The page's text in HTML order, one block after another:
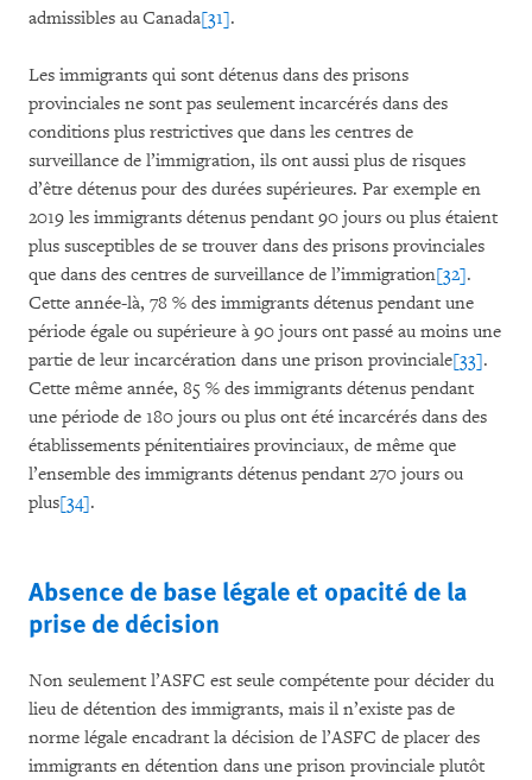
admissibles au Canada[31].
Les immigrants qui sont détenus dans des prisons
provinciales ne sont pas seulement incarcérés dans des
conditions plus restrictives que dans les centres de
surveillance de l’immigration, ils ont aussi plus de risques
d’être détenus pour des durées supérieures. Par exemple en
2019 les immigrants détenus pendant 90 jours ou plus étaient
plus susceptibles de se trouver dans des prisons provinciales
que dans des centres de surveillance de l’immigration[32].
Cette année-là, 78 % des immigrants détenus pendant une
période égale ou supérieure à 90 jours ont passé au moins une
partie de leur incarcération dans une prison provinciale[33].
Cette même année, 85 % des immigrants détenus pendant
une période de 180 jours ou plus ont été incarcérés dans des
établissements pénitentiaires provinciaux, de même que
l’ensemble des immigrants détenus pendant 270 jours ou
plus[34].
Absence de base légale et opacité de la
prise de décision
Non seulement l’ASFC est seule compétente pour décider du
lieu de détention des immigrants, mais il n’existe pas de
norme légale encadrant la décision de l’ASFC de placer des
immigrants en détention dans une prison provinciale plutôt